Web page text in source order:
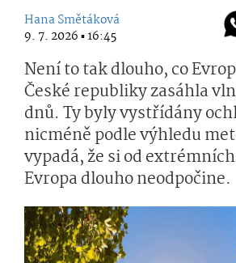
Hana Smětáková
9. 7. 2026 ▪ 16:45
Není to tak dlouho, co
České republiky zasáhla
dnů. Ty byly vystřídány
nicméně podle výhledu
vypadá, že si od
Evropa dlouho neodpočine.